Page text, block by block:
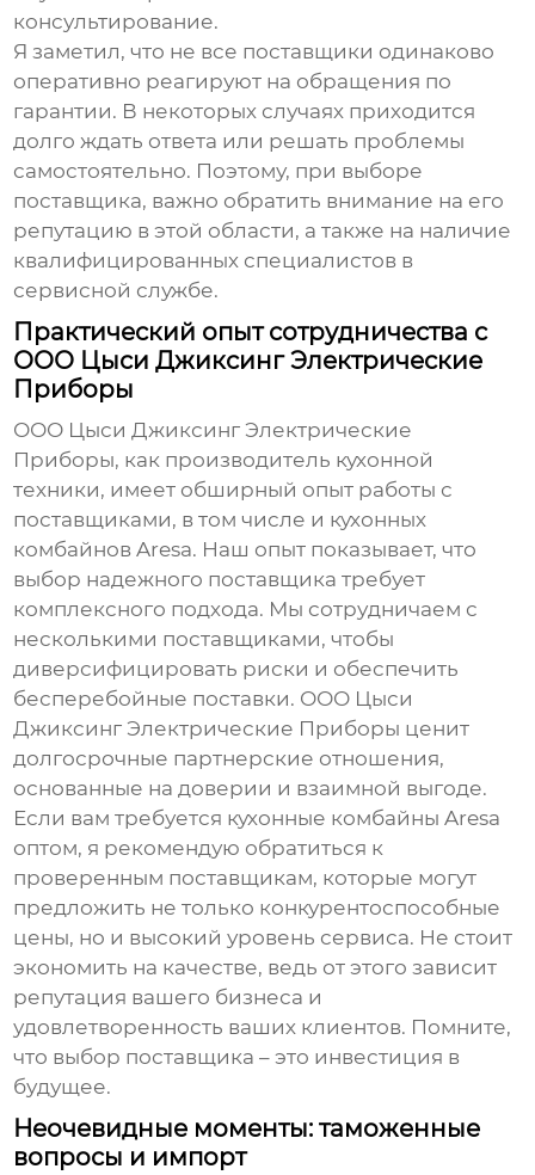
консультирование.
Я заметил, что не все поставщики одинаково
оперативно реагируют на обращения по
гарантии. В некоторых случаях приходится
долго ждать ответа или решать проблемы
самостоятельно. Поэтому, при выборе
поставщика, важно обратить внимание на его
репутацию в этой области, а также на наличие
квалифицированных специалистов в
сервисной службе.
Практический опыт сотрудничества с
ООО Цыси Джиксинг Электрические
Приборы
ООО Цыси Джиксинг Электрические
Приборы, как производитель кухонной
техники, имеет обширный опыт работы с
поставщиками, в том числе и кухонных
комбайнов Aresa. Наш опыт показывает, что
выбор надежного поставщика требует
комплексного подхода. Мы сотрудничаем с
несколькими поставщиками, чтобы
диверсифицировать риски и обеспечить
бесперебойные поставки. ООО Цыси
Джиксинг Электрические Приборы ценит
долгосрочные партнерские отношения,
основанные на доверии и взаимной выгоде.
Если вам требуется кухонные комбайны Aresa
оптом, я рекомендую обратиться к
проверенным поставщикам, которые могут
предложить не только конкурентоспособные
цены, но и высокий уровень сервиса. Не стоит
экономить на качестве, ведь от этого зависит
репутация вашего бизнеса и
удовлетворенность ваших клиентов. Помните,
что выбор поставщика – это инвестиция в
будущее.
Неочевидные моменты: таможенные
вопросы и импорт